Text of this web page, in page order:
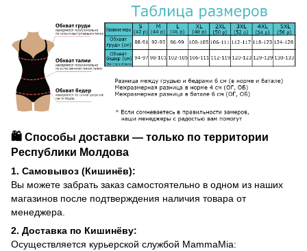
🛍️ Способы доставки — только по территории
Республики Молдова
1. Самовывоз (Кишинёв):
Вы можете забрать заказ самостоятельно в одном из наших
магазинов после подтверждения наличия товара от
менеджера.
2. Доставка по Кишинёву:
Осуществляется курьерской службой MammaMia: